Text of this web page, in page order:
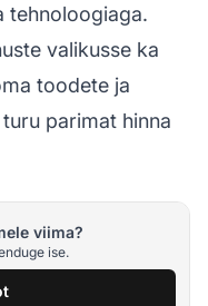
tehnoloogiaga.
valikusse ka
toodete ja
parimat hinna
viima?
ise.